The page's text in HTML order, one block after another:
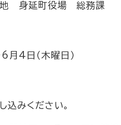
身延町役場 総務課
4日（木曜日）
込みください。